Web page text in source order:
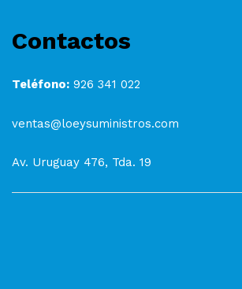
Contactos
Teléfono: 926 341 022
ventas@loeysuministros.com
Av. Uruguay 476, Tda. 19